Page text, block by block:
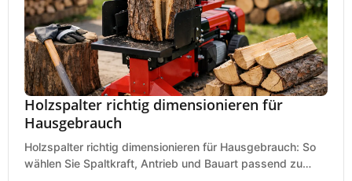
Holzspalter richtig dimensionieren für
Hausgebrauch
Holzspalter richtig dimensionieren für Hausgebrauch: So
wählen Sie Spaltkraft, Antrieb und Bauart passend zu